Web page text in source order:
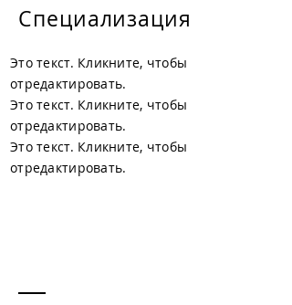
Специализация
Это текст. Кликните, чтобы
отредактировать.
Это текст. Кликните, чтобы
отредактировать.
Это текст. Кликните, чтобы
отредактировать.